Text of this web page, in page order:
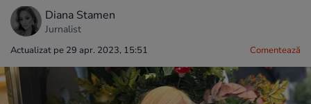
Diana Stamen
Jurnalist
Actualizat pe 29 apr. 2023, 15:51 Comentează